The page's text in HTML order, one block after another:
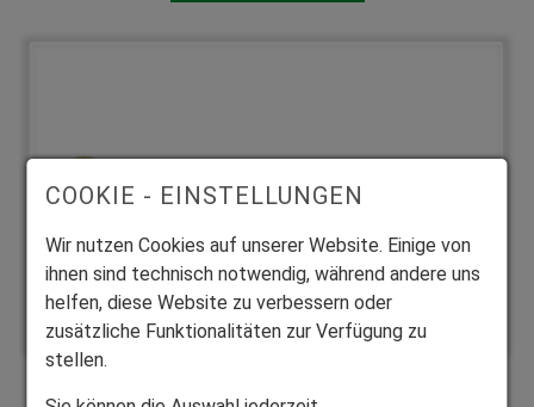
COOKIE - EINSTELLUNGEN
Wir nutzen Cookies auf unserer Website. Einige von
ihnen sind technisch notwendig, während andere uns
helfen, diese Website zu verbessern oder
zusätzliche Funktionalitäten zur Verfügung zu
stellen.